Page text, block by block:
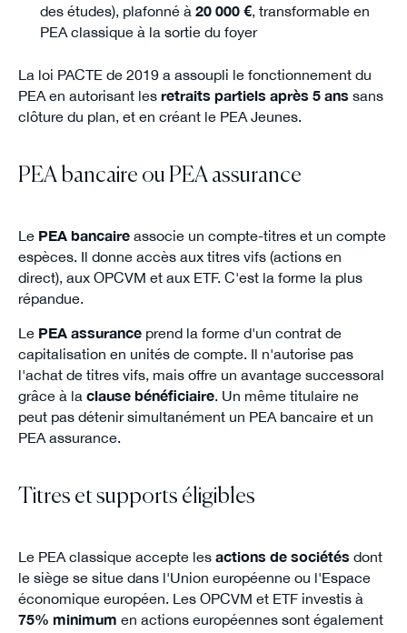
des études), plafonné à 20 000 €, transformable en
PEA classique à la sortie du foyer
La loi PACTE de 2019 a assoupli le fonctionnement du
PEA en autorisant les retraits partiels après 5 ans sans
clôture du plan, et en créant le PEA Jeunes.
PEA bancaire ou PEA assurance
Le PEA bancaireassocie un compte-titres et un compte
espèces. Il donne accès aux titres vifs (actions en
direct), aux OPCVM et aux ETF. C'est la forme la plus
répandue.
Le PEA assuranceprend la forme d'un contrat de
capitalisation en unités de compte. Il n'autorise pas
l'achat de titres vifs, mais offre un avantage successoral
grâce à la clause bénéficiaire. Un même titulaire ne
peut pas détenir simultanément un PEA bancaire et un
PEA assurance.
Titres et supports éligibles
Le PEA classique accepte les actions de sociétés dont
le siège se situe dans l'Union européenne ou l'Espace
économique européen. Les OPCVM et ETF investis à
75% minimum en actions européennes sont également